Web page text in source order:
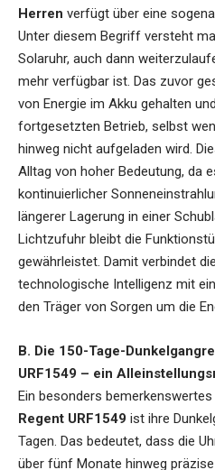
Herren verfügt über eine
Unter diesem Begriff versteht
Solaruhr, auch dann
mehr verfügbar ist. Das zuvor
von Energie im Akku gehalten
fortgesetzten Betrieb, selbst
hinweg nicht aufgeladen wird.
Alltag von hoher Bedeutung, da
kontinuierlicher
längerer Lagerung in einer
Lichtzufuhr bleibt die
gewährleistet. Damit verbindet die
technologische Intelligenz mit
den Träger von Sorgen um die
B. Die 150-Tage-
URF1549 – ein
Ein besonders
Regent URF1549 ist ihre
Tagen. Das bedeutet, dass die
über fünf Monate hinweg